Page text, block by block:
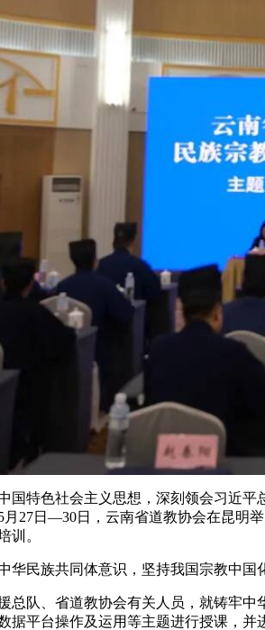
国特色社会主义思想，深刻领会习近
27日—30日，云南省道教协会在昆明
训。
华民族共同体意识，坚持我国宗教中
总队、省道教协会有关人员，就铸牢
据平台操作及运用等主题进行授课，